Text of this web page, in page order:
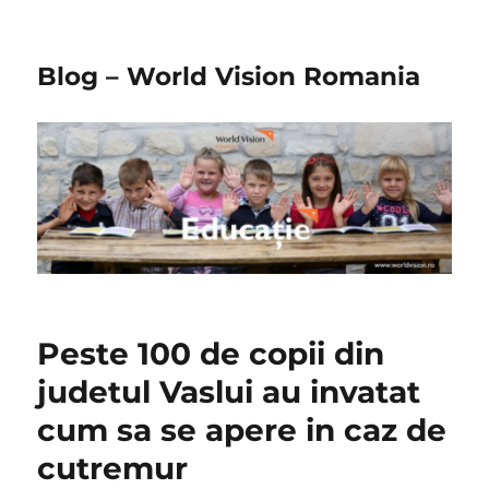
Blog – World Vision Romania
Peste 100 de copii din
judetul Vaslui au invatat
cum sa se apere in caz de
cutremur